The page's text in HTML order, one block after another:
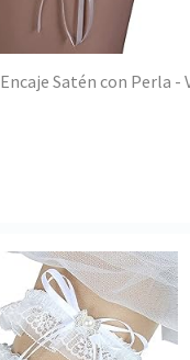
Satén con Perla -